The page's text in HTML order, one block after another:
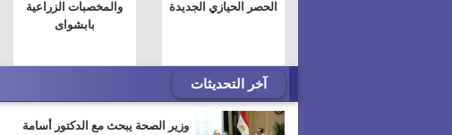
الحصر الحيازي الجديدة
والمخصبات الزراعية
بابشواى
آخر التحديثات
وزير الصحة يبحث مع الدكتور أسامة